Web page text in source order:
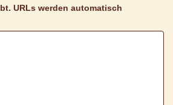
URLs werden automatisch